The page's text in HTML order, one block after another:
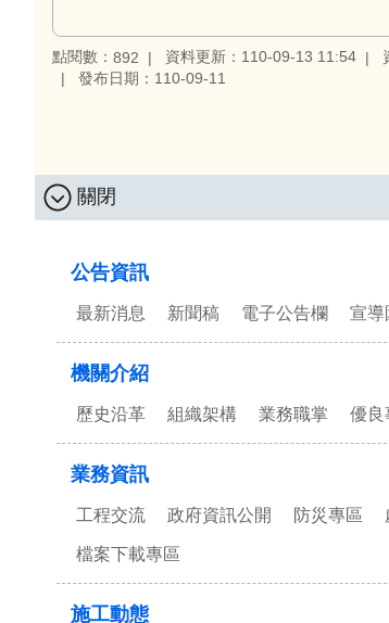
點閱數： 892 資料更新：110-09-13 11:54
發布日期：110-09-11
關閉
公告資訊
最新消息 新聞稿 電子公告欄 宣導
機關介紹
歷史沿革 組織架構 業務職掌 優良
業務資訊
工程交流 政府資訊公開 防災專區
檔案下載專區
施工動態